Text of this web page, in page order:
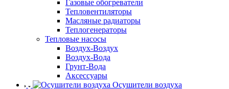
Газовые обогреватели
Тепловентиляторы
Масляные радиаторы
Теплогенераторы
Тепловые насосы
Воздух-Воздух
Воздух-Вода
Грунт-Вода
Аксессуары
Осушители воздуха